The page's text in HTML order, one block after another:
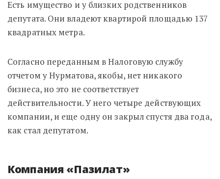
Есть имущество и у близких родственников
депутата. Они владеют квартирой площадью 137
квадратных метра.
Согласно переданным в Налоговую службу
отчетом у Нурматова, якобы, нет никакого
бизнеса, но это не соответствует
действительности. У него четыре действующих
компании, и еще одну он закрыл спустя два года,
как стал депутатом.
Компания «Пазилат»